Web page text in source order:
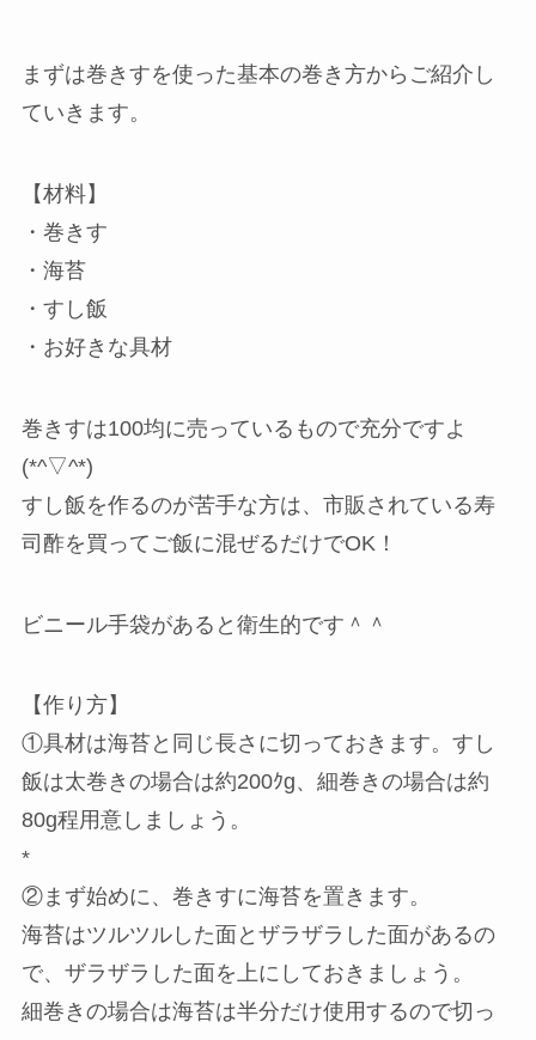
まずは巻きすを使った基本の巻き方からご紹介し
ていきます。
【材料】
・巻きす
・海苔
・すし飯
・お好きな具材
巻きすは100均に売っているもので充分ですよ
(*^▽^*)
すし飯を作るのが苦手な方は、市販されている寿
司酢を買ってご飯に混ぜるだけでOK！
ビニール手袋があると衛生的です＾＾
【作り方】
①具材は海苔と同じ長さに切っておきます。すし
飯は太巻きの場合は約200ｸg、細巻きの場合は約
80g程用意しましょう。
*
②まず始めに、巻きすに海苔を置きます。
海苔はツルツルした面とザラザラした面があるの
で、ザラザラした面を上にしておきましょう。
細巻きの場合は海苔は半分だけ使用するので切っ